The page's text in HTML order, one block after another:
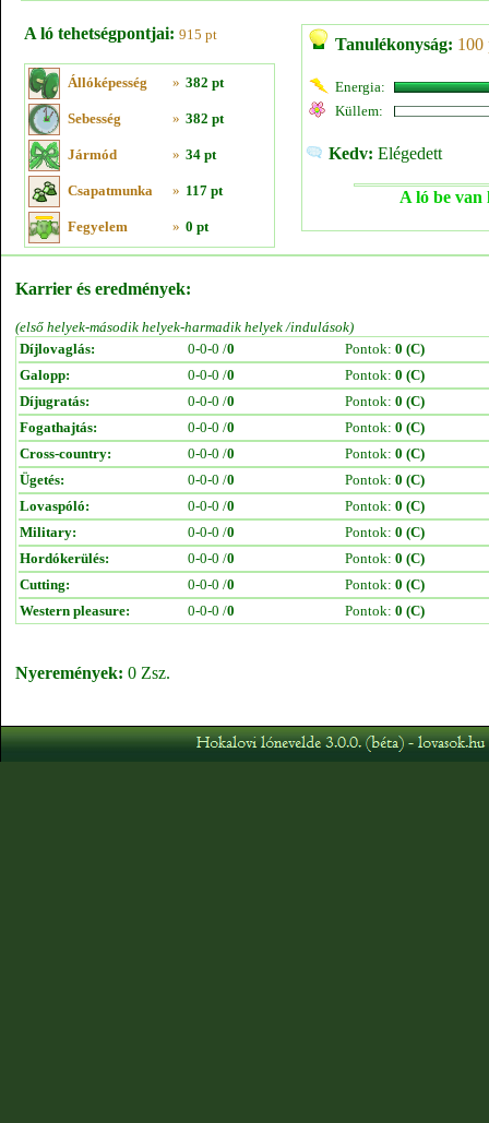
A ló tehetségpontjai: 915 pt
Állóképesség » 382 pt
Sebesség » 382 pt
Jármód » 34 pt
Csapatmunka » 117 pt
Fegyelem » 0 pt
Tanulékonyság: 100
Energia:
Küllem:
Kedv: Elégedett
A ló be van
Karrier és eredmények:
(első helyek-második helyek-harmadik helyek /indulások)
Díjlovaglás:
0-0-0 /0 Pontok: 0 (C)
Galopp:
0-0-0 /0 Pontok: 0 (C)
Díjugratás:
0-0-0 /0 Pontok: 0 (C)
Fogathajtás:
0-0-0 /0 Pontok: 0 (C)
Cross-country:
0-0-0 /0 Pontok: 0 (C)
Ügetés:
0-0-0 /0 Pontok: 0 (C)
Lovaspóló:
0-0-0 /0 Pontok: 0 (C)
Military:
0-0-0 /0 Pontok: 0 (C)
Hordókerülés:
0-0-0 /0 Pontok: 0 (C)
Cutting:
0-0-0 /0 Pontok: 0 (C)
Western pleasure:
0-0-0 /0 Pontok: 0 (C)
Nyeremények: 0 Zsz.